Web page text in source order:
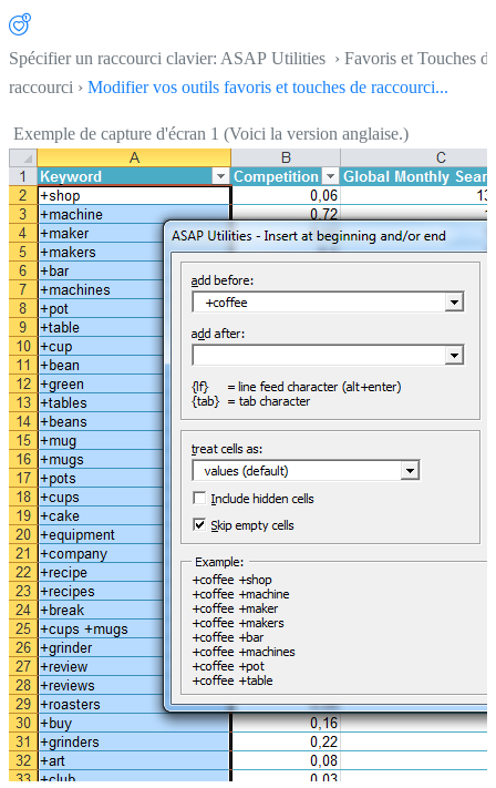
Spécifier un raccourci clavier: ASAP Utilities › Favoris et Touches de
raccourci › Modifier vos outils favoris et touches de raccourci...
Exemple de capture d'écran 1 (Voici la version anglaise.)